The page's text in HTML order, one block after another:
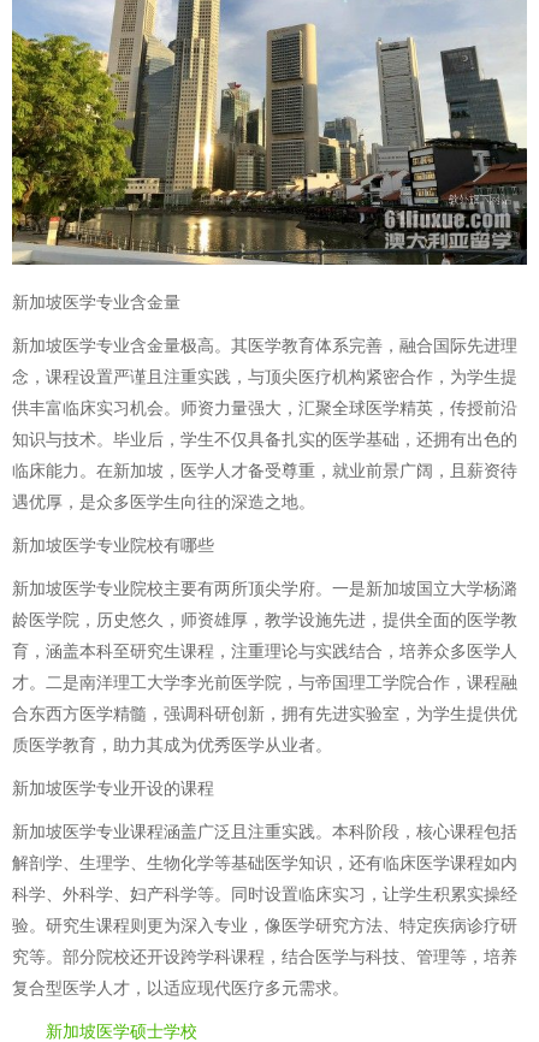
新加坡医学专业含金量
新加坡医学专业含金量极高。其医学教育体系完善，融合国际先进理
念，课程设置严谨且注重实践，与顶尖医疗机构紧密合作，为学生提
供丰富临床实习机会。师资力量强大，汇聚全球医学精英，传授前沿
知识与技术。毕业后，学生不仅具备扎实的医学基础，还拥有出色的
临床能力。在新加坡，医学人才备受尊重，就业前景广阔，且薪资待
遇优厚，是众多医学生向往的深造之地。
新加坡医学专业院校有哪些
新加坡医学专业院校主要有两所顶尖学府。一是新加坡国立大学杨潞
龄医学院，历史悠久，师资雄厚，教学设施先进，提供全面的医学教
育，涵盖本科至研究生课程，注重理论与实践结合，培养众多医学人
才。二是南洋理工大学李光前医学院，与帝国理工学院合作，课程融
合东西方医学精髓，强调科研创新，拥有先进实验室，为学生提供优
质医学教育，助力其成为优秀医学从业者。
新加坡医学专业开设的课程
新加坡医学专业课程涵盖广泛且注重实践。本科阶段，核心课程包括
解剖学、生理学、生物化学等基础医学知识，还有临床医学课程如内
科学、外科学、妇产科学等。同时设置临床实习，让学生积累实操经
验。研究生课程则更为深入专业，像医学研究方法、特定疾病诊疗研
究等。部分院校还开设跨学科课程，结合医学与科技、管理等，培养
复合型医学人才，以适应现代医疗多元需求。
新加坡医学硕士学校